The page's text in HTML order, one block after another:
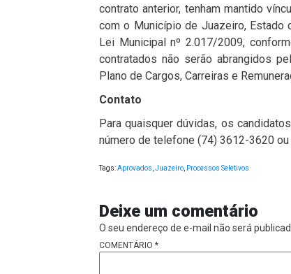
contrato anterior, tenham mantido
com o Município de Juazeiro, Estado
Lei Municipal nº 2.017/2009,
contratados não serão abrangidos
Plano de Cargos, Carreiras e
Contato
Para quaisquer dúvidas, os
número de telefone (74) 3612-3620 ou
Tags:Aprovados,Juazeiro, Processos Seletivos
Deixe um comentário
O seu endereço de e-mail não será
COMENTÁRIO *